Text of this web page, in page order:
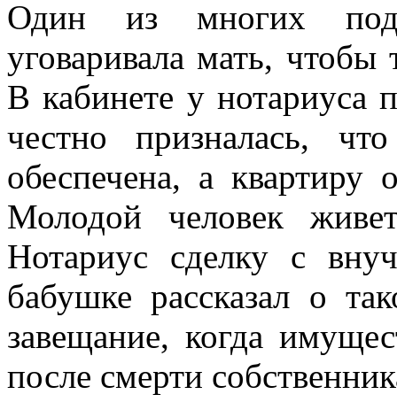
Один из многих
уговаривала мать, чтобы
В кабинете у нотариуса
честно призналась,
обеспечена, а квартиру
Молодой человек
Нотариус сделку с
бабушке рассказал о
завещание, когда
после смерти